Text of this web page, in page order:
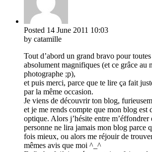
Posted 14 June 2011 10:03
by catamille
Tout d’abord un grand bravo pour
absolument magnifiques (et ce grâce au
photographe ;p),
et puis merci, parce que te lire ça fait
par la même occasion.
Je viens de découvrir ton blog,
et je me rends compte que mon blog est
optique. Alors j’hésite entre m’éffondrer
personne ne lira jamais mon blog parce
fois mieux, ou alors me réjouir de
mêmes avis que moi ^_^